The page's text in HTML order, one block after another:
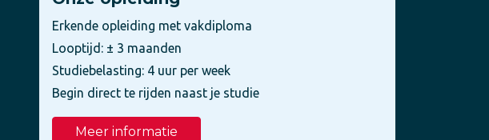
Erkende opleiding met vakdiploma
Looptijd: ± 3 maanden
Studiebelasting: 4 uur per week
Begin direct te rijden naast je studie
Meer informatie